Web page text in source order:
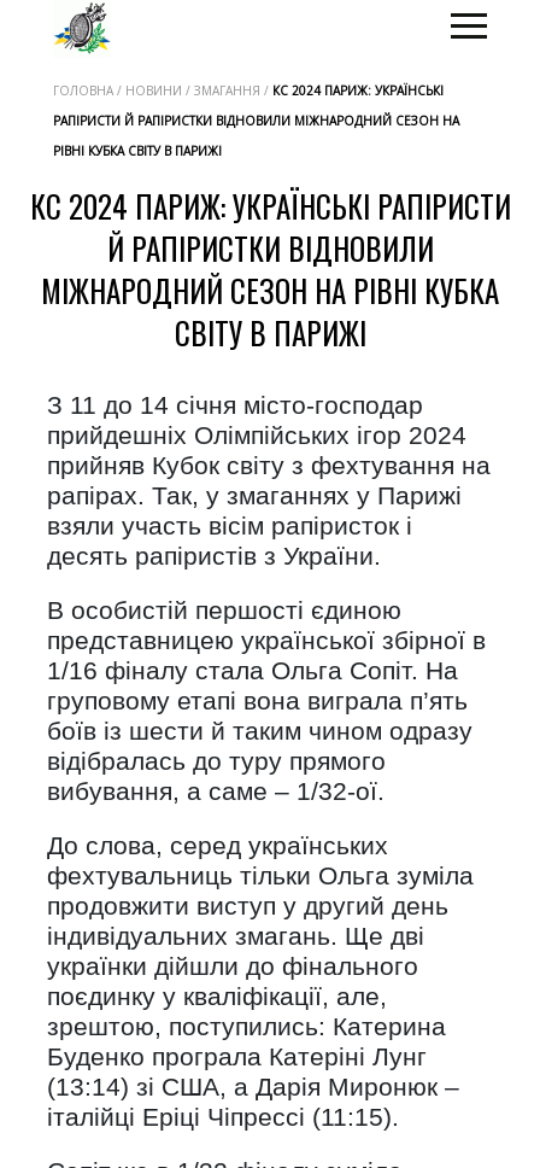
ГОЛОВНА / НОВИНИ / ЗМАГАННЯ / КС 2024 ПАРИЖ: УКРАЇНСЬКІ
РАПІРИСТИ Й РАПІРИСТКИ ВІДНОВИЛИ МІЖНАРОДНИЙ СЕЗОН НА
РІВНІ КУБКА СВІТУ В ПАРИЖІ
КС 2024 ПАРИЖ: УКРАЇНСЬКІ РАПІРИСТИ
Й РАПІРИСТКИ ВІДНОВИЛИ
МІЖНАРОДНИЙ СЕЗОН НА РІВНІ КУБКА
СВІТУ В ПАРИЖІ
З 11 до 14 січня місто-господар
прийдешніх Олімпійських ігор 2024
прийняв Кубок світу з фехтування на
рапірах. Так, у змаганнях у Парижі
взяли участь вісім рапіристок і
десять рапіристів з України.
В особистій першості єдиною
представницею української збірної в
1/16 фіналу стала Ольга Сопіт. На
груповому етапі вона виграла п’ять
боїв із шести й таким чином одразу
відібралась до туру прямого
вибування, а саме – 1/32-ої.
До слова, серед українських
фехтувальниць тільки Ольга зуміла
продовжити виступ у другий день
індивідуальних змагань. Ще дві
українки дійшли до фінального
поєдинку у кваліфікації, але,
зрештою, поступились: Катерина
Буденко програла Катеріні Лунг
(13:14) зі США, а Дарія Миронюк –
італійці Еріці Чіпрессі (11:15).